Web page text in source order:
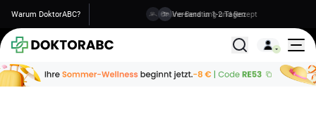
Warum DoktorABC? Versand in 1-2 Tagen
Alle